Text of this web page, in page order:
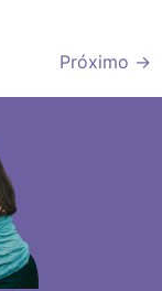
Próximo →